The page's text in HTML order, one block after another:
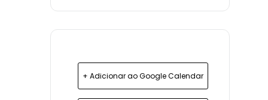
+ Adicionar ao Google Calendar